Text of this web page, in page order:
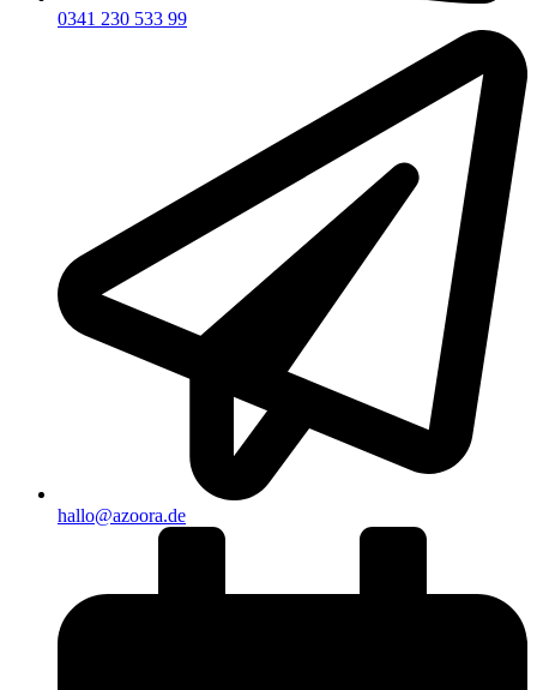
0341 230 533 99
hallo@azoora.de